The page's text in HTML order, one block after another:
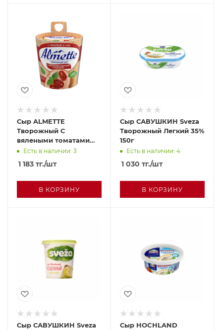
Сыр ALMETTE
Творожный С
вялеными томатами
150г п/у
Есть в наличии: 3
1 183 тг./шт
В КОРЗИНУ
Сыр САВУШКИН Sveza
Творожный Легкий 35%
150г
Есть в наличии: 4
1 030 тг./шт
В КОРЗИНУ
Сыр САВУШКИН Sveza
Сыр HOCHLAND